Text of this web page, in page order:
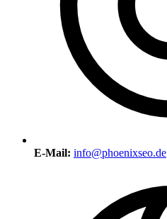
E-Mail: info@phoenixseo.de